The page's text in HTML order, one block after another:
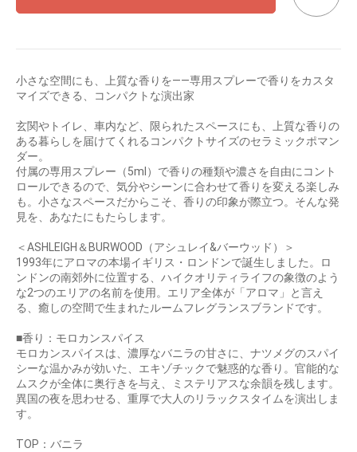
小さな空間にも、上質な香りを——専用スプレーで香りをカスタ
マイズできる、コンパクトな演出家
玄関やトイレ、車内など、限られたスペースにも、上質な香りの
ある暮らしを届けてくれるコンパクトサイズのセラミックポマン
ダー。
付属の専用スプレー（5ml）で香りの種類や濃さを自由にコント
ロールできるので、気分やシーンに合わせて香りを変える楽しみ
も。小さなスペースだからこそ、香りの印象が際立つ。そんな発
見を、あなたにもたらします。
＜ASHLEIGH＆BURWOOD（アシュレイ&バーウッド）＞
1993年にアロマの本場イギリス・ロンドンで誕生しました。ロ
ンドンの南郊外に位置する、ハイクオリティライフの象徴のよう
な2つのエリアの名前を使用。エリア全体が「アロマ」と言え
る、癒しの空間で生まれたルームフレグランスブランドです。
■香り：モロカンスパイス
モロカンスパイスは、濃厚なバニラの甘さに、ナツメグのスパイ
シーな温かみが効いた、エキゾチックで魅惑的な香り。官能的な
ムスクが全体に奥行きを与え、ミステリアスな余韻を残します。
異国の夜を思わせる、重厚で大人のリラックスタイムを演出しま
す。
TOP：バニラ